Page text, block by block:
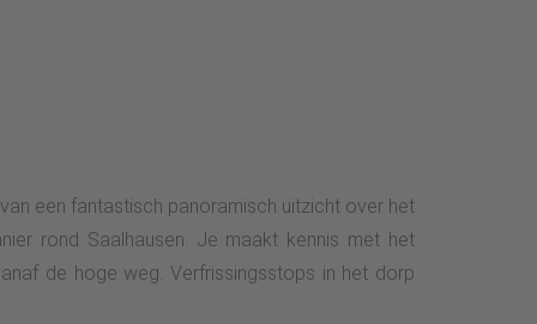
een fantastisch panoramisch uitzicht over het
rond Saalhausen. Je maakt kennis met het
de hoge weg. Verfrissingsstops in het dorp